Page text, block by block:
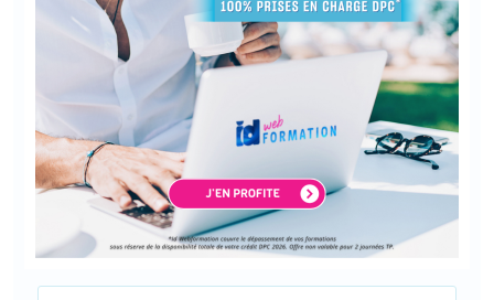
Ce que disent vos confrères
94 %
nous recommandent *